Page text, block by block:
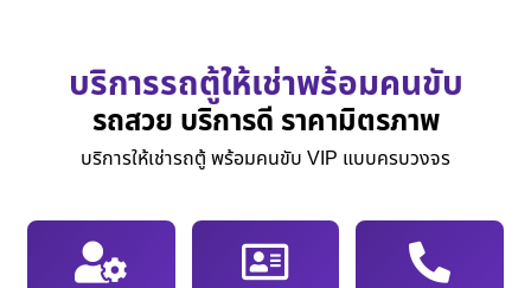
บริการรถตู้ให้เช่าพร้อมคนขับ
รถสวย บริการดี ราคามิตรภาพ
บริการให้เช่ารถตู้ พร้อมคนขับ VIP แบบครบวงจร